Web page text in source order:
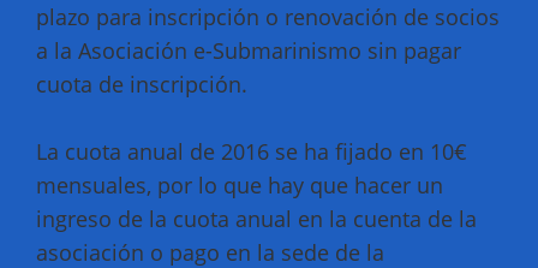
plazo para inscripción o renovación de socios
a la Asociación e-Submarinismo sin pagar
cuota de inscripción.
La cuota anual de 2016 se ha fijado en 10€
mensuales, por lo que hay que hacer un
ingreso de la cuota anual en la cuenta de la
asociación o pago en la sede de la